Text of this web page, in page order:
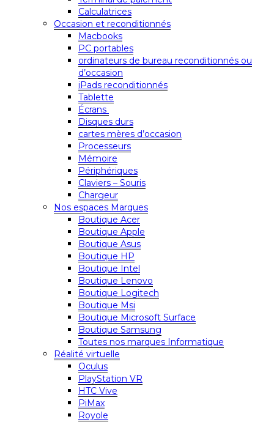
Calculatrices
Occasion et reconditionnés
Macbooks
PC portables
ordinateurs de bureau reconditionnés ou
d’occasion
iPads reconditionnés
Tablette
Écrans
Disques durs
cartes mères d’occasion
Processeurs
Mémoire
Périphériques
Claviers – Souris
Chargeur
Nos espaces Marques
Boutique Acer
Boutique Apple
Boutique Asus
Boutique HP
Boutique Intel
Boutique Lenovo
Boutique Logitech
Boutique Msi
Boutique Microsoft Surface
Boutique Samsung
Toutes nos marques Informatique
Réalité virtuelle
Oculus
PlayStation VR
HTC Vive
PiMax
Royole